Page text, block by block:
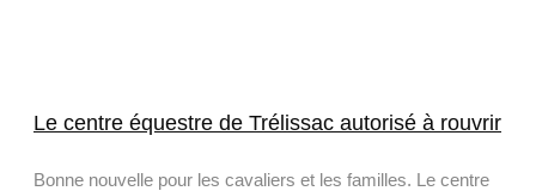
Le centre équestre de Trélissac autorisé à rouvrir
Bonne nouvelle pour les cavaliers et les familles. Le centre